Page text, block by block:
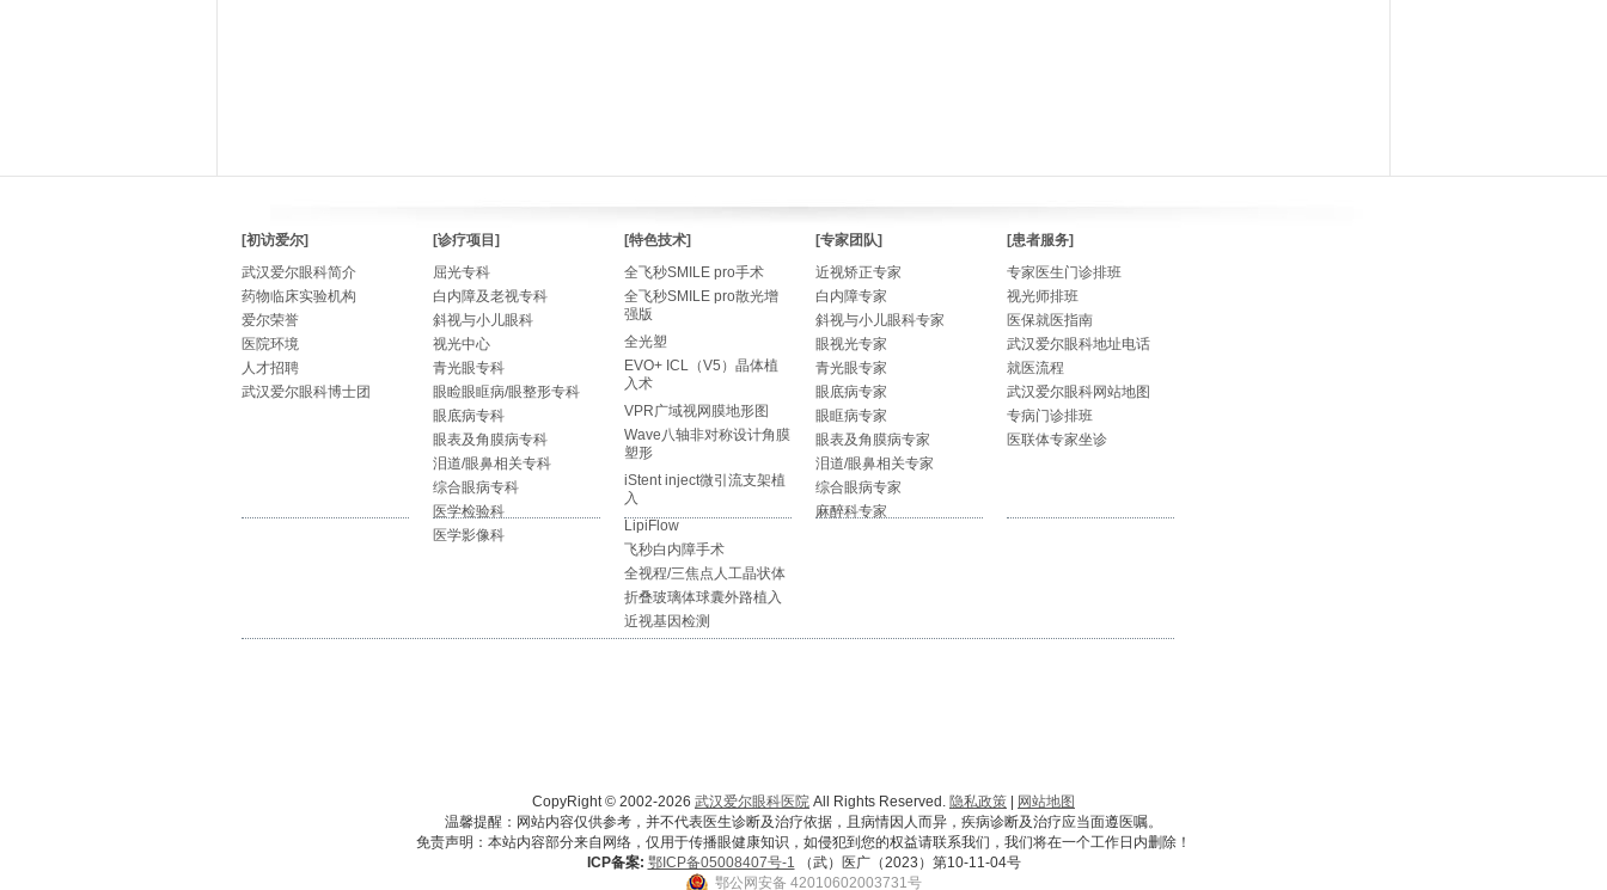
[初访爱尔]
武汉爱尔眼科简介
药物临床实验机构
爱尔荣誉
医院环境
人才招聘
武汉爱尔眼科博士团
[诊疗项目]
屈光专科
白内障及老视专科
斜视与小儿眼科
视光中心
青光眼专科
眼睑眼眶病/眼整形专科
眼底病专科
眼表及角膜病专科
泪道/眼鼻相关专科
综合眼病专科
医学检验科
医学影像科
[特色技术]
全飞秒SMILE pro手术
全飞秒SMILE pro散光增
强版
全光塑
EVO+ ICL（V5）晶体植
入术
VPR广域视网膜地形图
Wave八轴非对称设计角膜
塑形
iStent inject微引流支架植
入
LipiFlow
飞秒白内障手术
全视程/三焦点人工晶状体
折叠玻璃体球囊外路植入
近视基因检测
[专家团队]
近视矫正专家
白内障专家
斜视与小儿眼科专家
眼视光专家
青光眼专家
眼底病专家
眼眶病专家
眼表及角膜病专家
泪道/眼鼻相关专家
综合眼病专家
麻醉科专家
[患者服务]
专家医生门诊排班
视光师排班
医保就医指南
武汉爱尔眼科地址电话
就医流程
武汉爱尔眼科网站地图
专病门诊排班
医联体专家坐诊
CopyRight © 2002-2026 武汉爱尔眼科医院 All Rights Reserved. 隐私政策
网站地图
温馨提醒：网站内容仅供参考，并不代表医生诊断及治疗依据，且病情因人而异，疾病诊断及治疗应当面遵医嘱。
免责声明：本站内容部分来自网络，仅用于传播眼健康知识，如侵犯到您的权益请联系我们，我们将在一个工作日内删除！
ICP备案: 鄂ICP备05008407号-1 （武）医广（2023）第10-11-04号
鄂公网安备 42010602003731号